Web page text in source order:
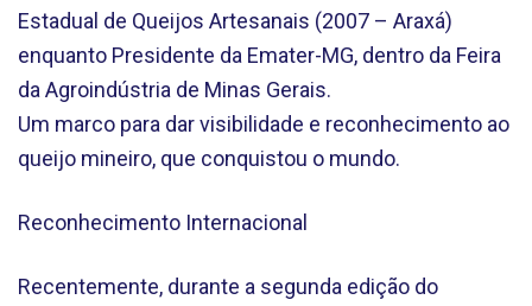
Estadual de Queijos Artesanais (2007 – Araxá)
enquanto Presidente da Emater-MG, dentro da Feira
da Agroindústria de Minas Gerais.
Um marco para dar visibilidade e reconhecimento ao
queijo mineiro, que conquistou o mundo.
Reconhecimento Internacional
Recentemente, durante a segunda edição do